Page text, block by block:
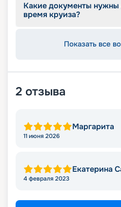
Какие документы нужны
время круиза?
Показать все
2 отзыва
Маргарита
11 июня 2026
Екатерина
4 февраля 2023